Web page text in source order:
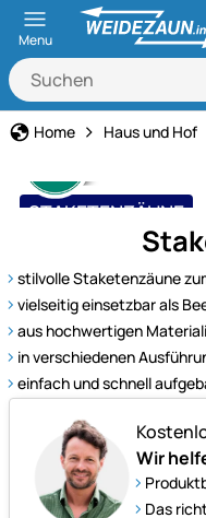
Menu
Home Haus und Hof
STAKETENZÄUNE
einfach praktisch
stilvolle Staketenzäune
vielseitig einsetzbar als
aus hochwertigen
in verschiedenen
einfach und schnell
Wir
Das